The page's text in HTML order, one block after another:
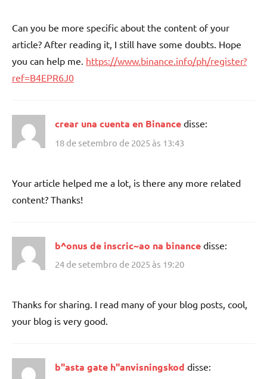
Can you be more specific about the content of your
article? After reading it, I still have some doubts. Hope
you can help me. https://www.binance.info/ph/register?
ref=B4EPR6J0
crear una cuenta en Binance disse:
18 de setembro de 2025 às 13:43
Your article helped me a lot, is there any more related
content? Thanks!
b^onus de inscric~ao na binance disse:
24 de setembro de 2025 às 19:20
Thanks for sharing. I read many of your blog posts, cool,
your blog is very good.
b"asta gate h"anvisningskod disse: